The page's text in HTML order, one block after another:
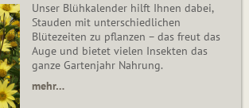
Unser Blühkalender hilft Ihnen dabei,
Stauden mit unterschiedlichen
Blütezeiten zu pflanzen – das freut das
Auge und bietet vielen Insekten das
ganze Gartenjahr Nahrung.
mehr…